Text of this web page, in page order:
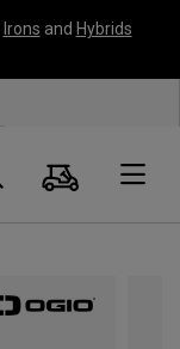
Irons and Hybrids
Suche